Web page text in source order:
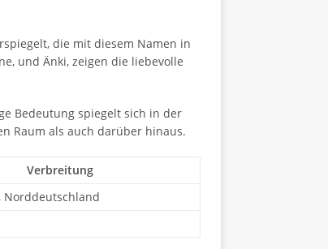
die mit diesem Namen in
und Änki, zeigen die liebevolle
Bedeutung spiegelt sich in der
Raum als auch darüber hinaus.
Verbreitung
Norddeutschland